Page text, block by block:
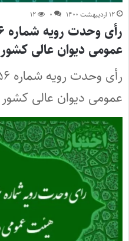
۱۲ اردیبهشت ۱۴۰۰ ۰ ۱۲
عمومی دیوان عالی کشور
عمومی دیوان عالی کشور